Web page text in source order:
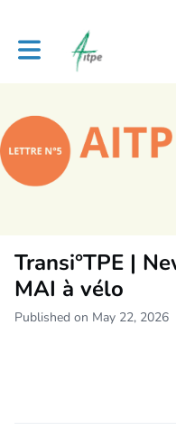
Toggle main navigation
Transi°TPE |
MAI à vélo
Published on May 22, 2026